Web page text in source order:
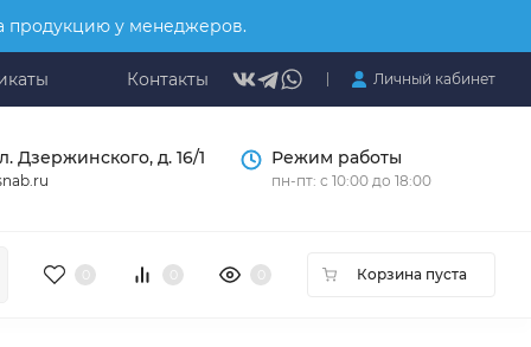
продукцию у менеджеров.
Контакты Личный кабинет
Дзержинского, д. 16/1 Режим работы
пн-пт: с 10:00 до 18:00
Корзина пуста